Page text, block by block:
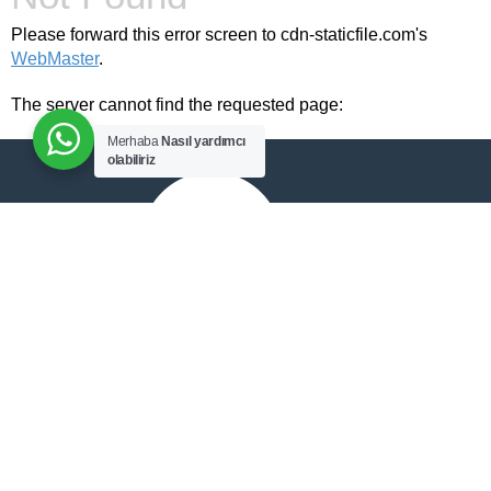
Merhaba Nasıl yardımcı
olabiliriz
Please forward this error screen to cdn-staticfile.com's
WebMaster.
The server cannot find the requested page: